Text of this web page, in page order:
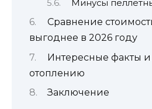
Минусы
Сравнение
выгоднее в 2026 году
Интересные факты
отоплению
Заключение